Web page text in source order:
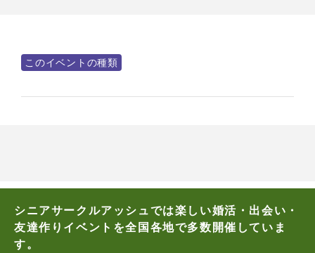
このイベントの種類
シニアサークルアッシュでは楽しい婚活・出会い・
友達作りイベントを全国各地で多数開催していま
す。